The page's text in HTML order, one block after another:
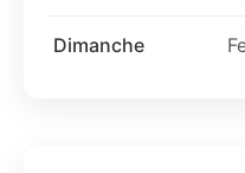
Dimanche